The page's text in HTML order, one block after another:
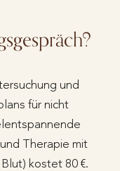
und
für nicht
Therapie mit
kostet 80 €.